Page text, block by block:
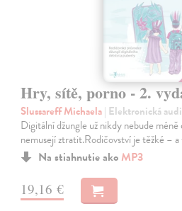
Hry, sítě, porno - 2.
Slussareff Michaela| Elektronická
Digitální džungle už nikdy nebude méně
nemusejí ztratit.Rodičovství je těžké –
Na stiahnutie ako MP3
19,16 €